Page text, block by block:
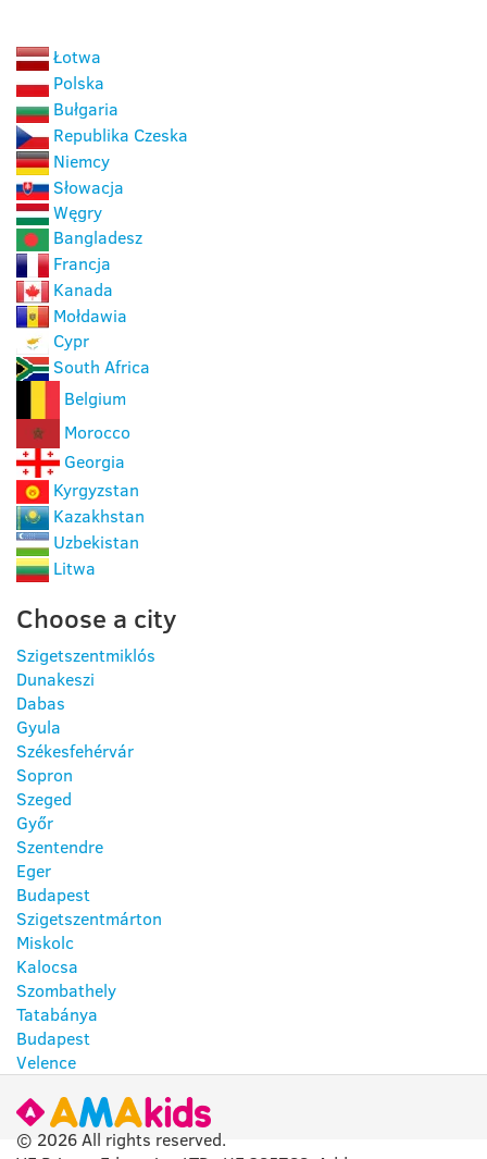
Łotwa
Polska
Bułgaria
Republika Czeska
Niemcy
Słowacja
Węgry
Bangladesz
Francja
Kanada
Mołdawia
Cypr
South Africa
Belgium
Morocco
Georgia
Kyrgyzstan
Kazakhstan
Uzbekistan
Litwa
Choose a city
Szigetszentmiklós
Dunakeszi
Dabas
Gyula
Székesfehérvár
Sopron
Szeged
Győr
Szentendre
Eger
Budapest
Szigetszentmárton
Miskolc
Kalocsa
Szombathely
Tatabánya
Budapest
Velence
© 2026 All rights reserved.